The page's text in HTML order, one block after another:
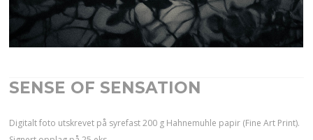
SENSE OF SENSATION
Digitalt foto utskrevet på syrefast 200 g Hahnemuhle papir (Fine Art Print).